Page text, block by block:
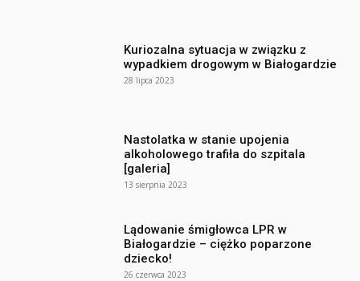
Kuriozalna sytuacja w związku z
wypadkiem drogowym w Białogardzie
28 lipca 2023
Nastolatka w stanie upojenia
alkoholowego trafiła do szpitala
[galeria]
13 sierpnia 2023
Lądowanie śmigłowca LPR w
Białogardzie – ciężko poparzone
dziecko!
26 czerwca 2023